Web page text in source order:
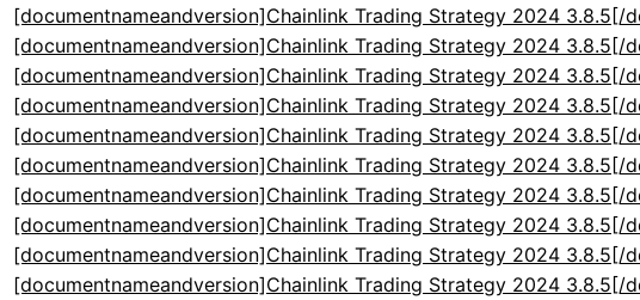
[documentnameandversion]Chainlink Trading Strategy 2024 3.8.5[/
[documentnameandversion]Chainlink Trading Strategy 2024 3.8.5[/
[documentnameandversion]Chainlink Trading Strategy 2024 3.8.5[/
[documentnameandversion]Chainlink Trading Strategy 2024 3.8.5[/
[documentnameandversion]Chainlink Trading Strategy 2024 3.8.5[/
[documentnameandversion]Chainlink Trading Strategy 2024 3.8.5[/
[documentnameandversion]Chainlink Trading Strategy 2024 3.8.5[/
[documentnameandversion]Chainlink Trading Strategy 2024 3.8.5[/
[documentnameandversion]Chainlink Trading Strategy 2024 3.8.5[/
[documentnameandversion]Chainlink Trading Strategy 2024 3.8.5[/